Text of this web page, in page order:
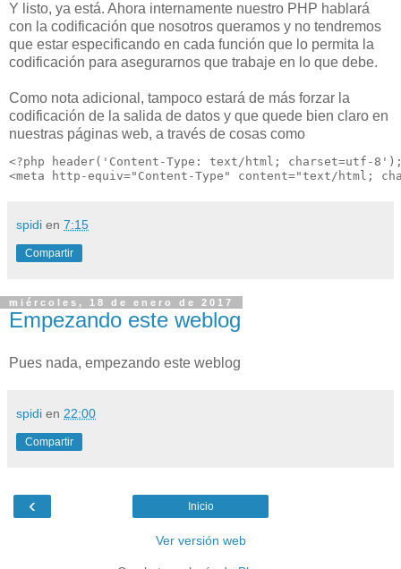
Y listo, ya está. Ahora internamente nuestro PHP hablará
con la codificación que nosotros queramos y no tendremos
que estar especificando en cada función que lo permita la
codificación para asegurarnos que trabaje en lo que debe.
Como nota adicional, tampoco estará de más forzar la
codificación de la salida de datos y que quede bien claro en
nuestras páginas web, a través de cosas como
<?php header('Content-Type: text/html; charset=utf-
<meta http-equiv="Content-Type" content="text/html;
spidi en 7:15
Compartir
miércoles, 18 de enero de 2017
Empezando este weblog
Pues nada, empezando este weblog
spidi en 22:00
Compartir
‹ Inicio
Ver versión web